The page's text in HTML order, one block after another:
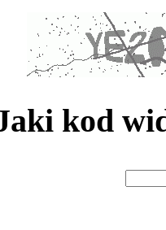
kod